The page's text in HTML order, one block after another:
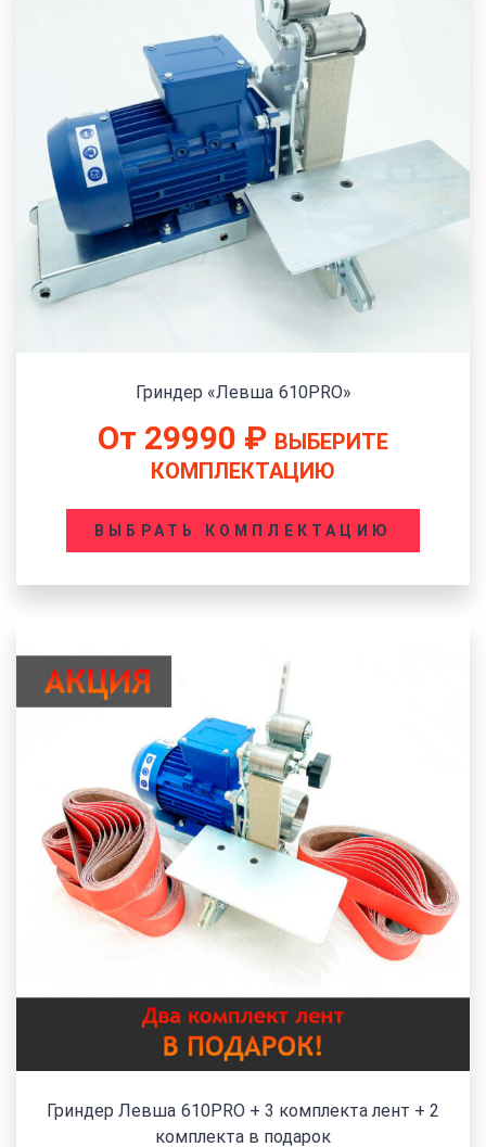
Гриндер «Левша 610PRO»
От 29990 ₽ ВЫБЕРИТЕ
КОМПЛЕКТАЦИЮ
ВЫБРАТЬ КОМПЛЕКТАЦИЮ
Гриндер Левша 610PRO + 3 комплекта лент + 2
комплекта в подарок